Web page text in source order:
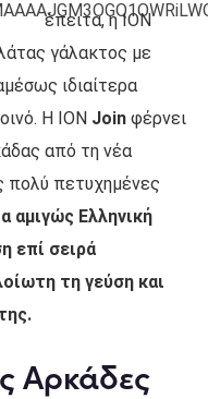
έπειτα, η ΙΟΝ
γάλακτος με
ιδιαίτερα
Η ΙΟΝ Join φέρνει
από τη νέα
πολύ πετυχημένες
αμιγώς Ελληνική
επί σειρά
τη γεύση και
Αρκάδες